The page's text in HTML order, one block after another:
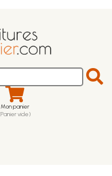
Mon panier
vide)